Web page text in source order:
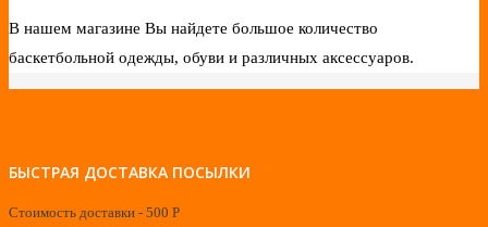
В нашем магазине Вы найдете большое количество
баскетбольной одежды, обуви и различных аксессуаров.
БЫСТРАЯ ДОСТАВКА ПОСЫЛКИ
Стоимость доставки - 500 Р